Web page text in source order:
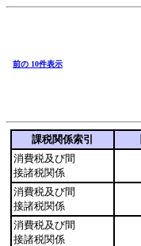
前の 10件表示
課税関係索引
消費税及び間
接諸税関係
消費税及び間
接諸税関係
消費税及び間
接諸税関係